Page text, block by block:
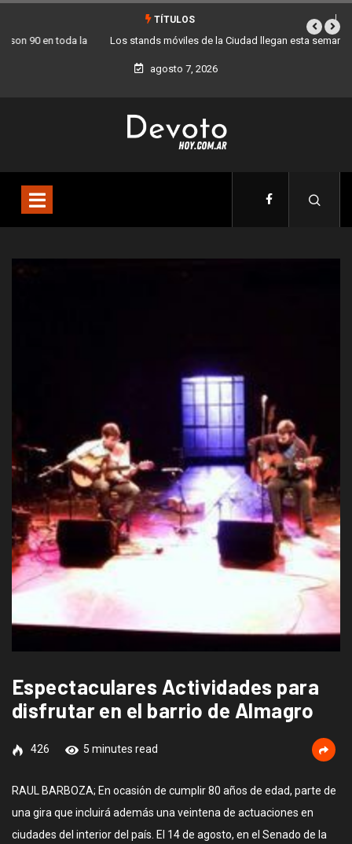
TÍTULOS
Los stands móviles de la Ciudad llegan esta semana a Villa Devoto
agosto 7, 2026
Espectaculares Actividades para
disfrutar en el barrio de Almagro
426 5 minutes read
RAUL BARBOZA; En ocasión de cumplir 80 años de edad, parte de
una gira que incluirá además una veintena de actuaciones en
ciudades del interior del país. El 14 de agosto, en el Senado de la